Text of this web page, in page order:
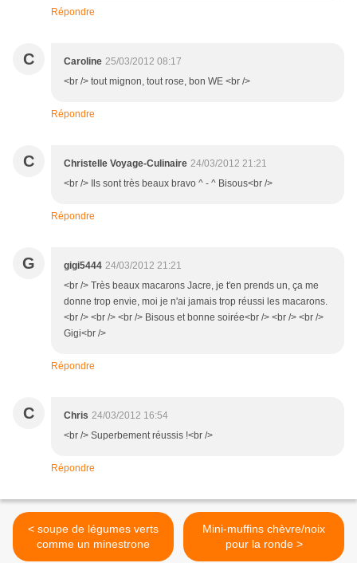
Répondre
C Caroline 25/03/2012 08:17
<br /> tout mignon, tout rose, bon WE <br />
Répondre
C Christelle Voyage-Culinaire 24/03/2012 21:21
<br /> Ils sont très beaux bravo ^ - ^ Bisous<br />
Répondre
G gigi5444 24/03/2012 21:21
<br /> Très beaux macarons Jacre, je t'en prends un, ça me
donne trop envie, moi je n'ai jamais trop réussi les macarons.
<br /> <br /> <br /> Bisous et bonne soirée<br /> <br /> <br />
Gigi<br />
Répondre
C Chris 24/03/2012 16:54
<br /> Superbement réussis !<br />
Répondre
< soupe de légumes verts
comme un minestrone
Mini-muffins chèvre/noix
pour la ronde >